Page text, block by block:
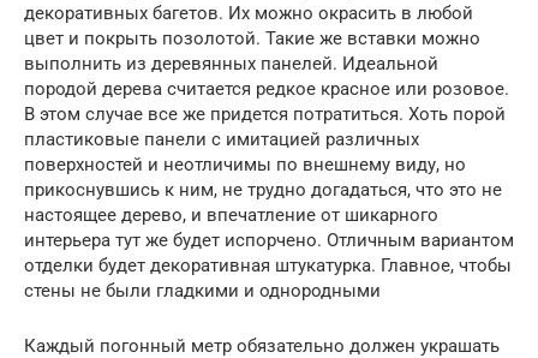
декоративных багетов. Их можно окрасить в любой
цвет и покрыть позолотой. Такие же вставки можно
выполнить из деревянных панелей. Идеальной
породой дерева считается редкое красное или розовое.
В этом случае все же придется потратиться. Хоть порой
пластиковые панели с имитацией различных
поверхностей и неотличимы по внешнему виду, но
прикоснувшись к ним, не трудно догадаться, что это не
настоящее дерево, и впечатление от шикарного
интерьера тут же будет испорчено. Отличным вариантом
отделки будет декоративная штукатурка. Главное, чтобы
стены не были гладкими и однородными
Каждый погонный метр обязательно должен украшать